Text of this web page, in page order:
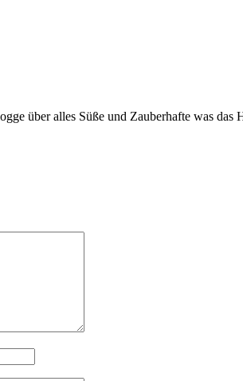
über alles Süße und Zauberhafte was